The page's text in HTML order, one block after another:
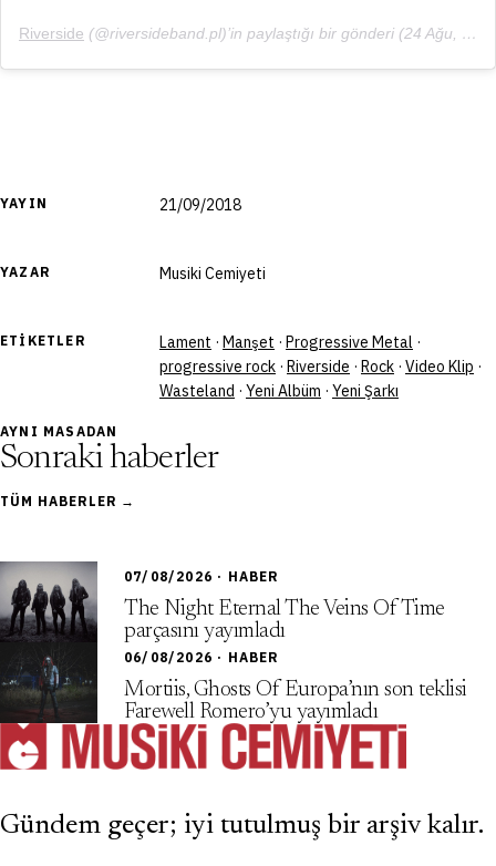
YAYIN 21/09/2018
YAZAR Musiki Cemiyeti
ETIKETLER Lament · Manşet · Progressive Metal ·
progressive rock · Riverside · Rock · Video Klip ·
Wasteland · Yeni Albüm · Yeni Şarkı
Riverside (@riversideband.pl)’in paylaştığı bir gönderi (24 Ağu, 2018, 4:59öö PDT
AYNI MASADAN
Sonraki haberler
TÜM HABERLER →
07/08/2026 · HABER
The Night Eternal The Veins Of Time
parçasını yayımladı
06/08/2026 · HABER
Mortiis, Ghosts Of Europa’nın son teklisi
Farewell Romero’yu yayımladı
Gündem geçer; iyi tutulmuş bir arşiv kalır.